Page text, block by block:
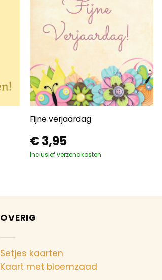
Fijne verjaardag
€3,95
Inclusief verzendkosten
OVERIG
Setjes kaarten
Kaart met bloemzaad